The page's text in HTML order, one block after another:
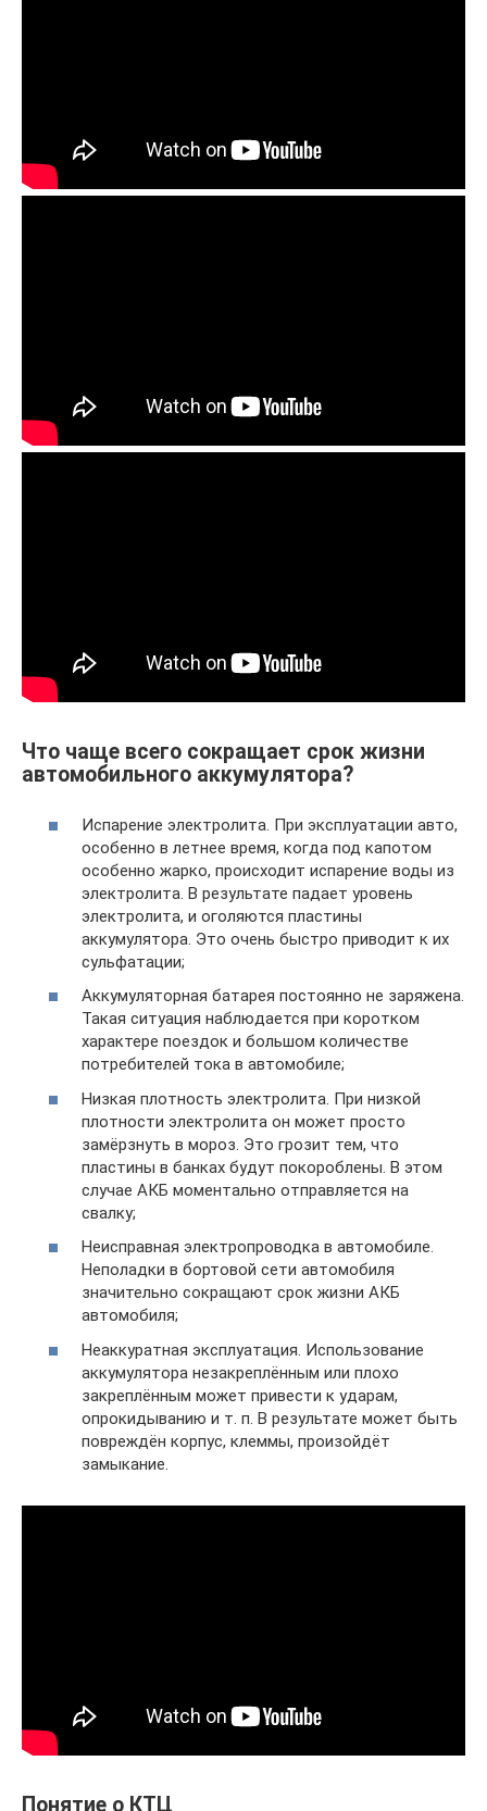
Что чаще всего сокращает срок жизни
автомобильного аккумулятора?
Испарение электролита. При эксплуатации авто,
особенно в летнее время, когда под капотом
особенно жарко, происходит испарение воды из
электролита. В результате падает уровень
электролита, и оголяются пластины
аккумулятора. Это очень быстро приводит к их
сульфатации;
Аккумуляторная батарея постоянно не заряжена.
Такая ситуация наблюдается при коротком
характере поездок и большом количестве
потребителей тока в автомобиле;
Низкая плотность электролита. При низкой
плотности электролита он может просто
замёрзнуть в мороз. Это грозит тем, что
пластины в банках будут покороблены. В этом
случае АКБ моментально отправляется на
свалку;
Неисправная электропроводка в автомобиле.
Неполадки в бортовой сети автомобиля
значительно сокращают срок жизни АКБ
автомобиля;
Неаккуратная эксплуатация. Использование
аккумулятора незакреплённым или плохо
закреплённым может привести к ударам,
опрокидыванию и т. п. В результате может быть
повреждён корпус, клеммы, произойдёт
замыкание.
Понятие о КТЦ